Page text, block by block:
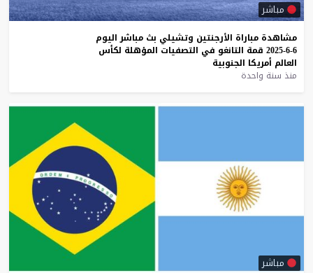
مباشر
مشاهدة مباراة الأرجنتين وتشيلي بث مباشر اليوم
6-6-2025
قمة التانغو في التصفيات المؤهلة لكأس
العالم أمريكا الجنوبية
منذ سنة واحدة
مباشر